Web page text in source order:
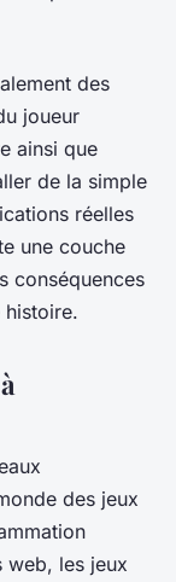
des
joueur
ainsi que
de la simple
réelles
une couche
conséquences
histoire.
des jeux
web, les jeux